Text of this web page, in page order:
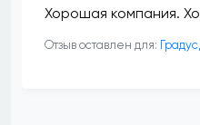
Хорошая компания.
Отзыв оставлен для: